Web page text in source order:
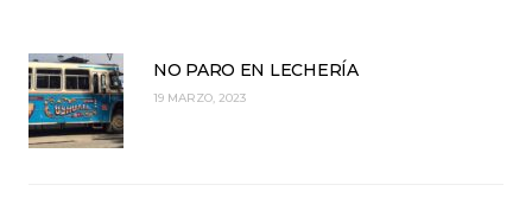
NO PARO EN LECHERÍA
19 MARZO, 2023